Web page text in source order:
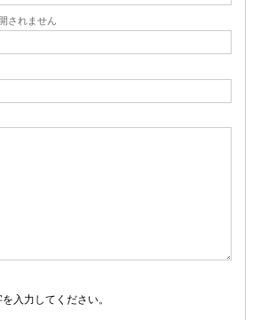
されません
入力してください。